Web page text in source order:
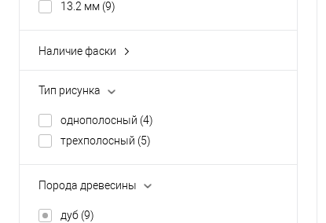
13.2 мм (9)
Наличие фаски
с 2-х сторон
Тип рисунка
однополосный (4)
трехполосный (5)
Порода древесины
дуб (9)